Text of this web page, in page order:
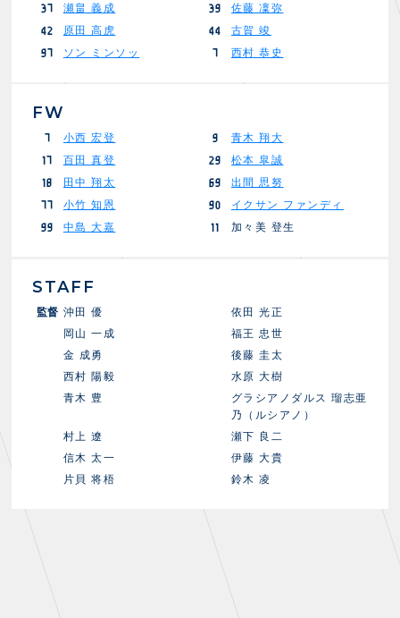
37 瀬畠 義成 39 佐藤 凜弥
42 原田 高虎 44 古賀 竣
97 ソン ミンソッ 7 西村 恭史
FW
7 小西 宏登 9 青木 翔大
17 百田 真登 29 松本 皐誠
18 田中 翔太 69 出間 思努
77 小竹 知恩 90 イクサン ファンディ
99 中島 大嘉 11 加々美 登生
STAFF
監督 沖田 優
依田 光正
岡山 一成
福王 忠世
金 成勇
後藤 圭太
西村 陽毅
水原 大樹
青木 豊
グラシアノダルス 瑠志亜
乃（ルシアノ）
村上 遼
瀬下 良二
信木 太一
伊藤 大貴
片貝 将梧
鈴木 凌